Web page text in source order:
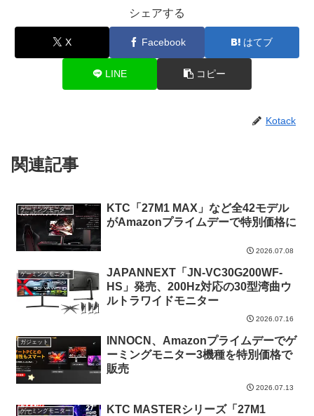
シェアする
X Facebook はてブ
LINE コピー
Kotack
関連記事
ゲーミングモニター
KTC「27M1 MAX」など全42モデル
がAmazonプライムデーで特別価格に
2026.07.08
ゲーミングモニター
JAPANNEXT「JN-VC30G200WF-
HS」発売、200Hz対応の30型湾曲ウ
ルトラワイドモニター
2026.07.16
ガジェット
INNOCN、Amazonプライムデーでゲ
ーミングモニター3機種を特別価格で
販売
2026.07.13
ゲーミングモニター
KTC MASTERシリーズ「27M1